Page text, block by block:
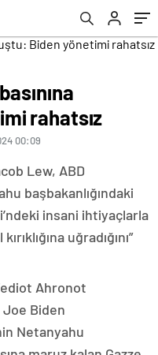
rahatsız
00:09
Lew, ABD
başbakanlığındaki
insani ihtiyaçlarla
uğradığını”
Ahronot
Biden
Netanyahu